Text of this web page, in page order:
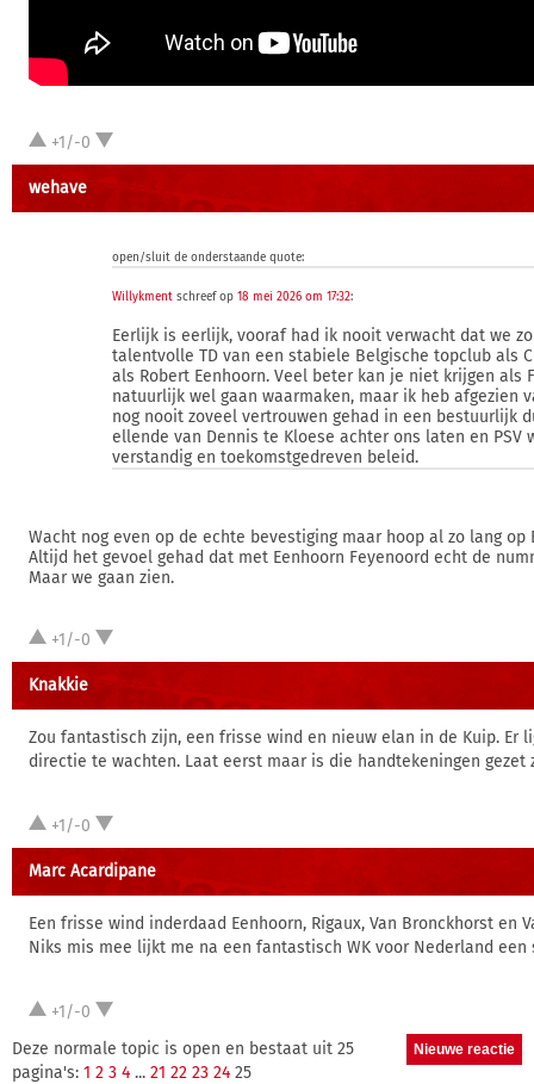
+1/-0
wehave
open/sluit de onderstaande quote:
Willykmentschreef op 18 mei 2026 om 17:32:
Eerlijk is eerlijk, vooraf had ik nooit verwacht dat we
talentvolle TD van een stabiele Belgische topclub als
als Robert Eenhoorn. Veel beter kan je niet krijgen als
natuurlijk wel gaan waarmaken, maar ik heb afgezien
nog nooit zoveel vertrouwen gehad in een bestuurlijk
ellende van Dennis te Kloese achter ons laten en PSV
verstandig en toekomstgedreven beleid.
Wacht nog even op de echte bevestiging maar hoop al zo lang op
Altijd het gevoel gehad dat met Eenhoorn Feyenoord echt de
Maar we gaan zien.
+1/-0
Knakkie
Zou fantastisch zijn, een frisse wind en nieuw elan in de Kuip. Er
directie te wachten. Laat eerst maar is die handtekeningen gezet
+1/-0
Marc Acardipane
Een frisse wind inderdaad Eenhoorn, Rigaux, Van Bronckhorst en
Niks mis mee lijkt me na een fantastisch WK voor Nederland
+1/-0
Deze normale topic is open en bestaat uit 25
pagina's: 1 2 3 4 ... 21 22 23 24 25